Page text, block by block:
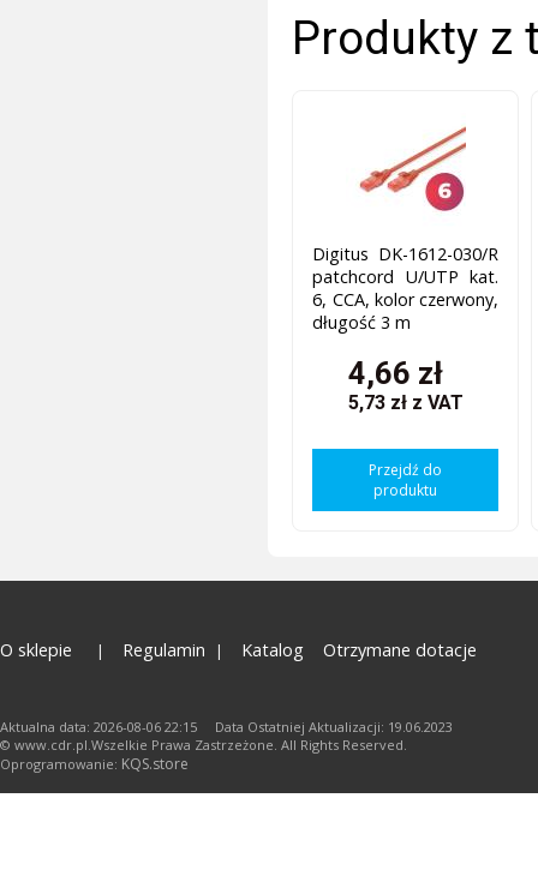
Produkty z
Digitus DK-1612-030/R
patchcord U/UTP kat.
6, CCA, kolor czerwony,
długość 3 m
4,66 zł
5,73 zł z VAT
Przejdź do
produktu
O sklepie Regulamin Katalog Otrzymane dotacje
Aktualna data: 2026-08-06 22:15 Data Ostatniej Aktualizacji: 19.06.2023
© www.cdr.pl.Wszelkie Prawa Zastrzeżone. All Rights Reserved.
Oprogramowanie: KQS.store